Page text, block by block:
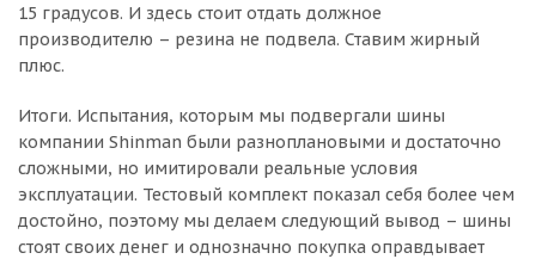
15 градусов. И здесь стоит отдать должное
производителю – резина не подвела. Ставим жирный
плюс.
Итоги. Испытания, которым мы подвергали шины
компании Shinman были разноплановыми и достаточно
сложными, но имитировали реальные условия
эксплуатации. Тестовый комплект показал себя более чем
достойно, поэтому мы делаем следующий вывод – шины
стоят своих денег и однозначно покупка оправдывает